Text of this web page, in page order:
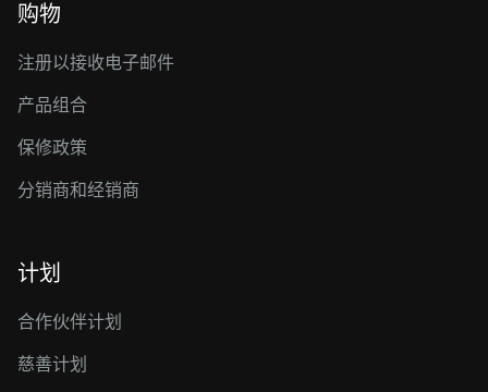
购物
注册以接收电子邮件
产品组合
保修政策
分销商和经销商
计划
合作伙伴计划
慈善计划